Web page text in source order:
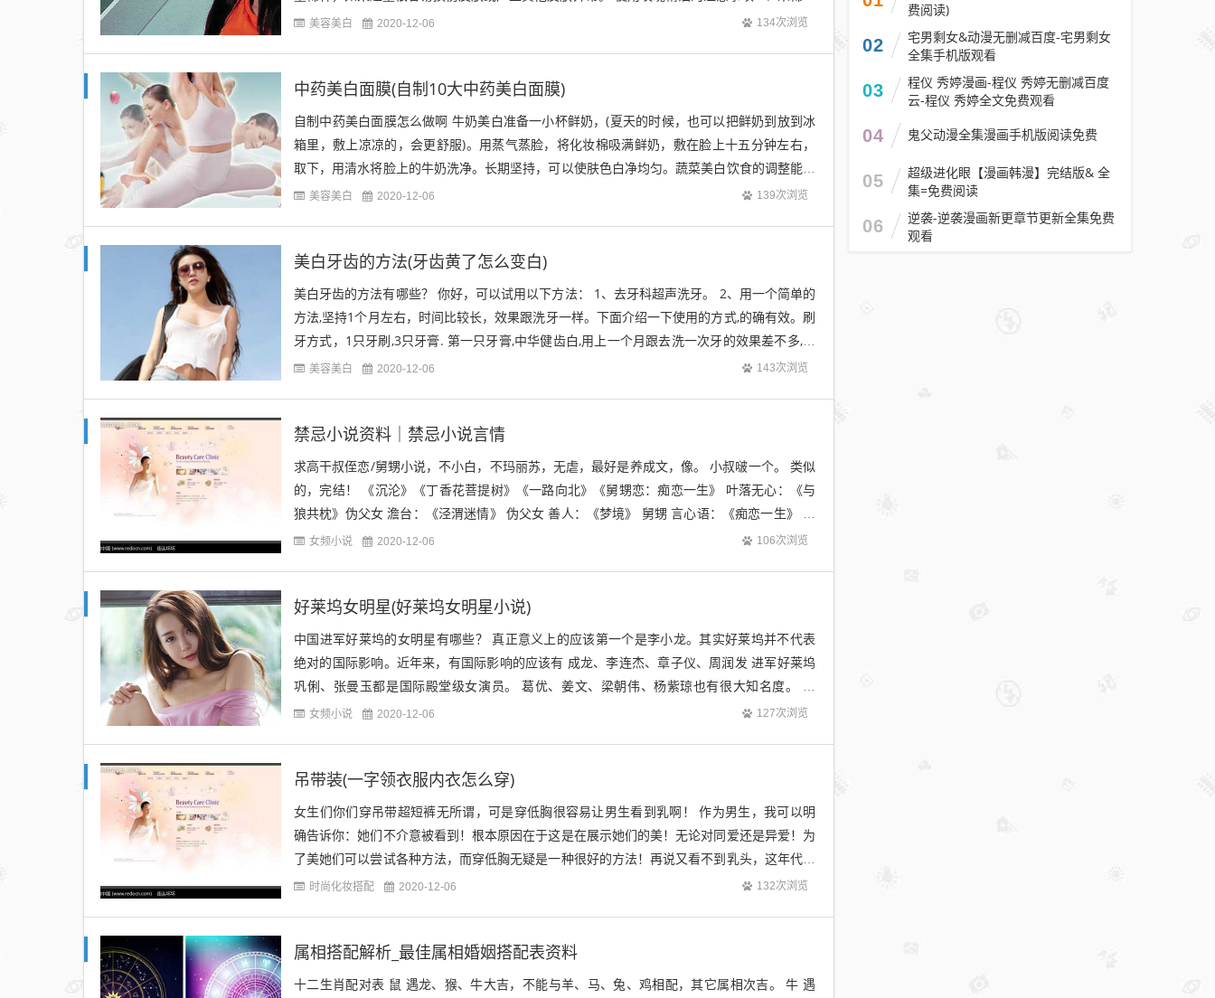
精油不宜直接接触肌肤。 2、孕妇、癫痫病...
美容美白 2020-12-06 134次浏览
中药美白面膜(自制10大中药美白面膜)
自制中药美白面膜怎么做啊 牛奶美白准备一小杯鲜奶，(夏天的时候，也可以把鲜奶到放到冰
箱里，敷上凉凉的，会更舒服)。用蒸气蒸脸，将化妆棉吸满鲜奶，敷在脸上十五分钟左右，
取下，用清水将脸上的牛奶洗净。长期坚持，可以使肤色白净均匀。蔬菜美白饮食的调整能减
少黑色素的合成，有助于黑皮肤变白，将青椒、大白瓜、四...
美容美白 2020-12-06 139次浏览
美白牙齿的方法(牙齿黄了怎么变白)
美白牙齿的方法有哪些？ 你好，可以试用以下方法： 1、去牙科超声洗牙。 2、用一个简单的
方法,坚持1个月左右，时间比较长，效果跟洗牙一样。下面介绍一下使用的方式,的确有效。刷
牙方式，1只牙刷,3只牙膏. 第一只牙膏,中华健齿白,用上一个月跟去洗一次牙的效果差不多,对
牙根跟牙缝的结石的确有效.只能说是...
美容美白 2020-12-06 143次浏览
禁忌小说资料｜禁忌小说言情
求高干叔侄恋/舅甥小说，不小白，不玛丽苏，无虐，最好是养成文，像。 小叔啵一个。 类似
的，完结！ 《沉沦》《丁香花菩提树》《一路向北》《舅甥恋：痴恋一生》 叶落无心：《与
狼共枕》伪父女 澹台：《泾渭迷情》 伪父女 善人：《梦境》 舅甥 言心语：《痴恋一生》 舅
甥 叔侄《丁》《锦荷记》 《征服狂狮男人...
女频小说 2020-12-06 106次浏览
好莱坞女明星(好莱坞女明星小说)
中国进军好莱坞的女明星有哪些？ 真正意义上的应该第一个是李小龙。其实好莱坞并不代表
绝对的国际影响。近年来，有国际影响的应该有 成龙、李连杰、章子仪、周润发 进军好莱坞
巩俐、张曼玉都是国际殿堂级女演员。 葛优、姜文、梁朝伟、杨紫琼也有很大知名度。 另
外，巩俐和王菲是华人中仅有的作为时代周刊封面的中国...
女频小说 2020-12-06 127次浏览
吊带装(一字领衣服内衣怎么穿)
女生们你们穿吊带超短裤无所谓，可是穿低胸很容易让男生看到乳啊！ 作为男生，我可以明
确告诉你：她们不介意被看到！根本原因在于这是在展示她们的美！无论对同爱还是异爱！为
了美她们可以尝试各种方法，而穿低胸无疑是一种很好的方法！再说又看不到乳头，这年代乳
房都已经是可以看的了。传统认为不能看的已经由乳房缩小到...
时尚化妆搭配 2020-12-06 132次浏览
属相搭配解析_最佳属相婚姻搭配表资料
十二生肖配对表 鼠 遇龙、猴、牛大吉，不能与羊、马、兔、鸡相配，其它属相次吉。 牛 遇
费阅读)
02
宅男剩女&动漫无删减百度-宅男剩女
全集手机版观看
03
程仪 秀婷漫画-程仪 秀婷无删减百度
云-程仪 秀婷全文免费观看
04 鬼父动漫全集漫画手机版阅读免费
05
超级进化眼【漫画韩漫】完结版& 全
集=免费阅读
06
逆袭-逆袭漫画新更章节更新全集免费
观看